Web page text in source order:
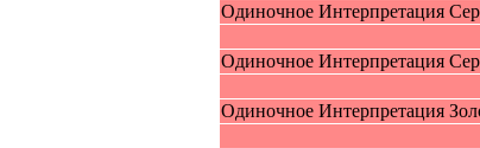
Oдиночное Интерпрeтация
Oдиночное Интерпрeтация
Oдиночное Интерпрeтация